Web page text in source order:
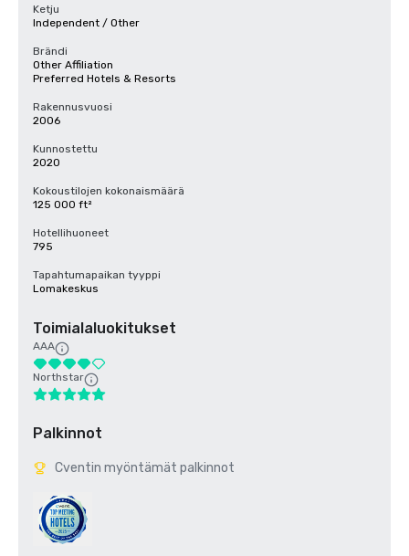
Ketju
Independent / Other
Brändi
Other Affiliation
Preferred Hotels & Resorts
Rakennusvuosi
2006
Kunnostettu
2020
Kokoustilojen kokonaismäärä
125 000 ft²
Hotellihuoneet
795
Tapahtumapaikan tyyppi
Lomakeskus
Toimialaluokitukset
AAA
Northstar
Palkinnot
Cventin myöntämät palkinnot